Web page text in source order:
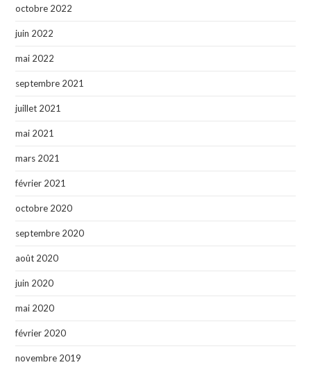
octobre 2022
juin 2022
mai 2022
septembre 2021
juillet 2021
mai 2021
mars 2021
février 2021
octobre 2020
septembre 2020
août 2020
juin 2020
mai 2020
février 2020
novembre 2019